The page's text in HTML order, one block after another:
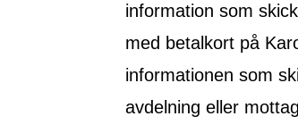
information som
med betalkort på
informationen som
avdelning eller